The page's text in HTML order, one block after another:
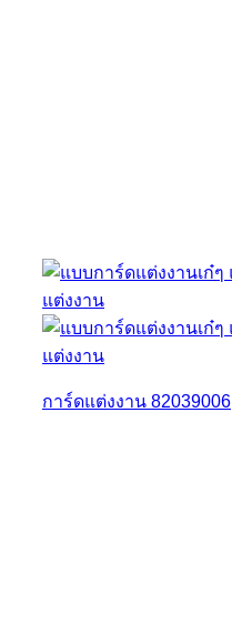
การ์ดแต่งงาน 82039006